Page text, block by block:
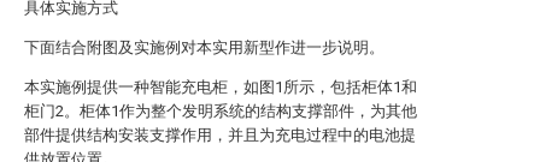
具体实施方式
下面结合附图及实施例对本实用新型作进一步说明。
本实施例提供一种智能充电柜，如图1所示，包括柜体1和
柜门2。柜体1作为整个发明系统的结构支撑部件，为其他
部件提供结构安装支撑作用，并且为充电过程中的电池提